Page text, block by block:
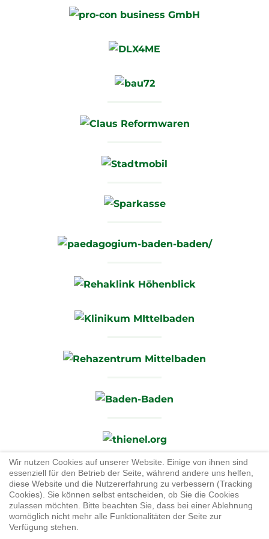
JB Cookies
Wir nutzen Cookies auf unserer Website. Einige von ihnen sind
essenziell für den Betrieb der Seite, während andere uns helfen,
diese Website und die Nutzererfahrung zu verbessern (Tracking
Cookies). Sie können selbst entscheiden, ob Sie die Cookies
zulassen möchten. Bitte beachten Sie, dass bei einer Ablehnung
womöglich nicht mehr alle Funktionalitäten der Seite zur
Verfügung stehen.